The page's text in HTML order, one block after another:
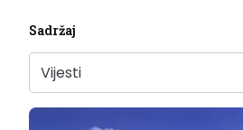
Sadržaj